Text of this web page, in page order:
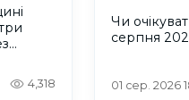
4,318
Чи
серпня
01 сер. 2026